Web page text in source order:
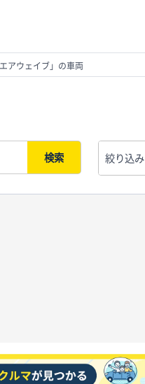
エアウェイブ」の車両
検索 絞り込み